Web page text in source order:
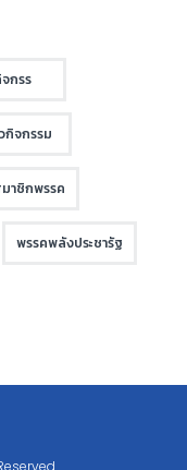
กรร
กิจกรรม
าชิกพรรค
พรรคพลังประชารัฐ